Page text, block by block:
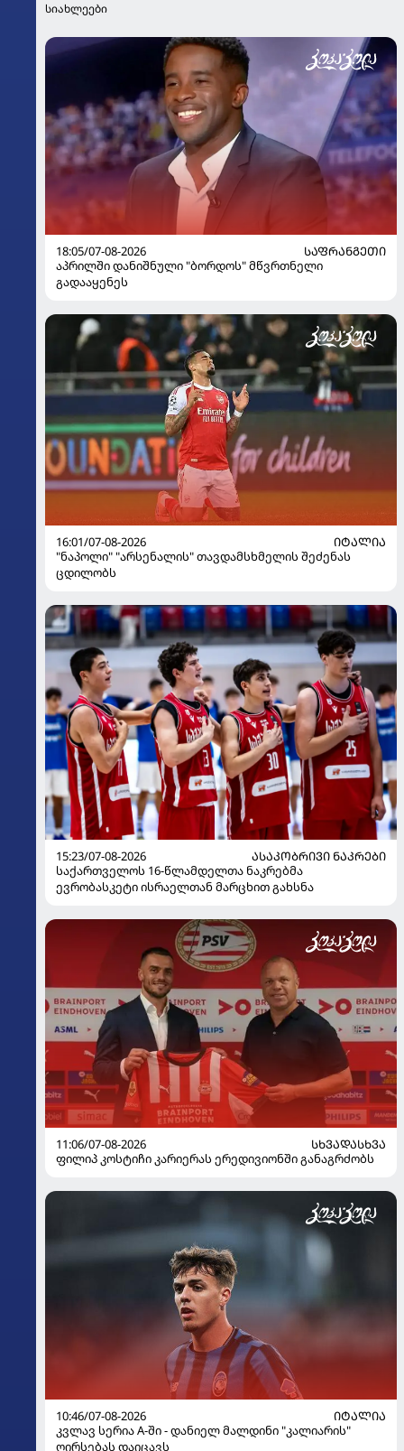
სიახლეები
18:05/07-08-2026
ᲡᲐᲤᲠᲐᲜᲒᲔᲗᲘ
აპრილში დანიშნული "ბორდოს" მწვრთნელი
გადააყენეს
16:01/07-08-2026
ᲘᲢᲐᲚᲘᲐ
"ნაპოლი" "არსენალის" თავდამსხმელის შეძენას
ცდილობს
15:23/07-08-2026
ᲐᲡᲐᲙᲝᲑᲠᲘᲕᲘ ᲜᲐᲙᲠᲔᲑᲘ
საქართველოს 16-წლამდელთა ნაკრებმა
ევრობასკეტი ისრაელთან მარცხით გახსნა
11:06/07-08-2026
ᲡᲮᲕᲐᲓᲐᲡᲮᲕᲐ
ფილიპ კოსტიჩი კარიერას ერედივიონში განაგრძობს
10:46/07-08-2026
ᲘᲢᲐᲚᲘᲐ
კვლავ სერია A-ში - დანიელ მალდინი "კალიარის"
ღირსებას დაიცავს